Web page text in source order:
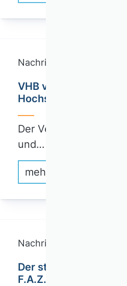
Nachricht
VHB veröffentlicht
Der Verband der
und…
mehr erfahren
Nachricht
Der steinige Weg zur
F.A.Z.-Artikel vom